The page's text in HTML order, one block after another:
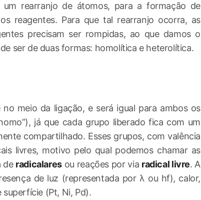
rearranjo de átomos, para a formação de
reagentes. Para que tal rearranjo ocorra, as
precisam ser rompidas, ao que damos o
ser de duas formas: homolítica e heterolítica.
meio da ligação, e será igual para ambos os
já que cada grupo liberado fica com um
compartilhado. Esses grupos, com valência
livres, motivo pelo qual podemos chamar as
de radicalaresou reações por via radical livre. A
de luz (representada por λ ou hf), calor,
(Pt, Ni, Pd).